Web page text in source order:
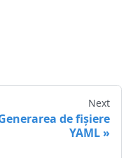
Next
de fișiere
YAML